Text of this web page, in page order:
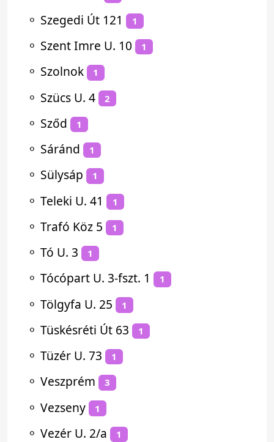
⚬ Szegedi Út 121 1
⚬ Szent Imre U. 10 1
⚬ Szolnok 1
⚬ Szücs U. 4 2
⚬ Sződ 1
⚬ Sáránd 1
⚬ Sülysáp 1
⚬ Teleki U. 41 1
⚬ Trafó Köz 5 1
⚬ Tó U. 3 1
⚬ Tócópart U. 3-fszt. 1 1
⚬ Tölgyfa U. 25 1
⚬ Tüskésréti Út 63 1
⚬ Tüzér U. 73 1
⚬ Veszprém 3
⚬ Vezseny 1
⚬ Vezér U. 2/a 1